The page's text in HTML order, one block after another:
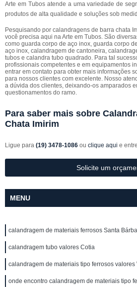
Arte em Tubos atende a uma variedade de
produtos de alta qualidade e soluções sob
Pesquisando por calandragens de barra chata
você precisa aqui na Arte em Tubos. São
como guarda corpo de aço inox, guarda corpo
aço inox, calandragem de cantoneira,
tubos e calandra tubo quadrado. Para tal
profissionais competentes e em equipamentos
entrar em contato para obter mais informações
para nossos clientes com excelente. Nosso
a dúvida dos clientes, deixando-os amparados
questionamentos do ramo.
Para saber mais sobre
Chata Imirim
Ligue para (19) 3478-1086 ou clique aqui e
Solicite um
MENU
calandragem de materiais ferrosos Santa
calandragem tubo valores Cotia
calandragem de materiais tipo ferrosos valores
onde encontro calandragem de materiais tipo